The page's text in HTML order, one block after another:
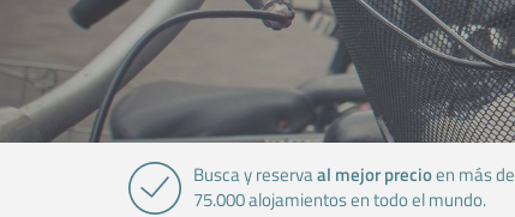
Busca y reservaal mejor precioen más de
75.000 alojamientos en todo el mundo.